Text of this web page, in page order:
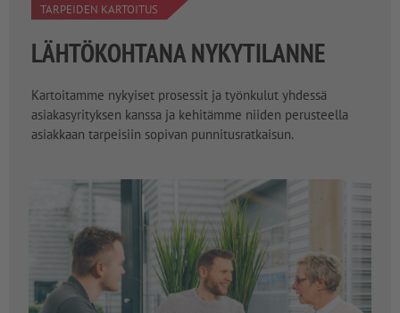
TARPEIDEN KARTOITUS
LÄHTÖKOHTANA NYKYTILANNE
Kartoitamme nykyiset prosessit ja työnkulut yhdessä
asiakasyrityksen kanssa ja kehitämme niiden perusteella
asiakkaan tarpeisiin sopivan punnitusratkaisun.